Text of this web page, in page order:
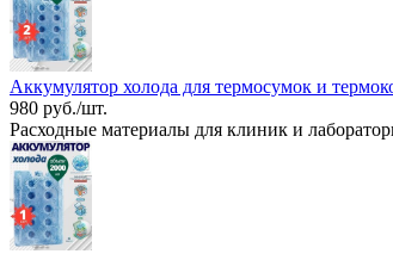
Аккумулятор холода для термосумок и
980 руб./шт.
Расходные материалы для клиник и